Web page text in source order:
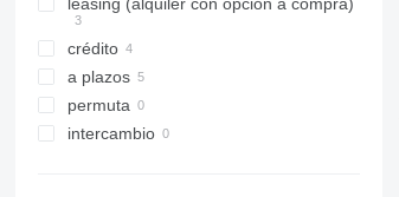
leasing (alquiler con opción a compra)
crédito
a plazos
permuta
intercambio